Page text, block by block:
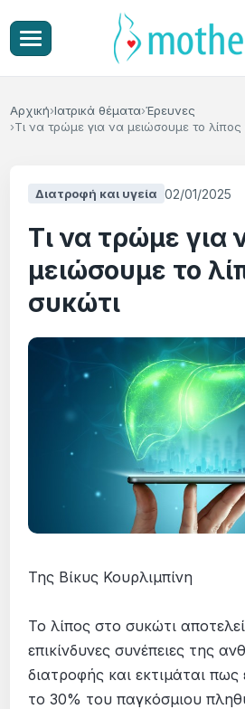
Αρχική Ιατρικά θέματα Έρευνες
Τι να τρώμε για να μειώσουμε το λίπος
Διατροφή και υγεία 02/01/2025
Τι να τρώμε για
μειώσουμε το
συκώτι
Της Βίκυς Κουρλιμπίνη
Το λίπος στο συκώτι
επικίνδυνες συνέπειες της
διατροφής και εκτιμάται πως
το 30% του παγκόσμιου